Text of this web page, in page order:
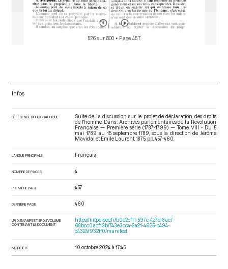
Réclamation, lors de la séance du 19 aout 1789, de la
commission intermédiaire de la province d'Alsace à propos
d’une lettre sur la nuit du 4 août 1789 [Déroulement des
séances] pp.459-460
526 sur 800 • Page 457
Infos
RÉFÉRENCE BIBLIOGRAPHIQUE
Suite de la discussion sur le projet de déclaration des droits
de l'homme. Dans : Archives parlementaires de la Révolution
Française — Première série (1787-1799) — Tome VIII - Du 5
mai 1789 au 15 septembre 1789 , sous la direction de Jérôme
Mavidal et Emile Laurent. 1875. pp. 457-460.
LANGUE PRINCIPALE Français
NOMBRE DE PAGES 4
PREMIÈRE PAGE 457
DERNIÈRE PAGE 460
URI DU MANIFEST IIIF DU VOLUME
CONTENANT LE DOCUMENT
https://iiif.persee.fr/b0e2cf11-597c-427d-8ac7-
68bcc0acf13b/743e3cc4-2a21-4625-b494-
c4324f932ff0/manifest
MODIFIÉ LE 10 octobre 2024 à 17:45